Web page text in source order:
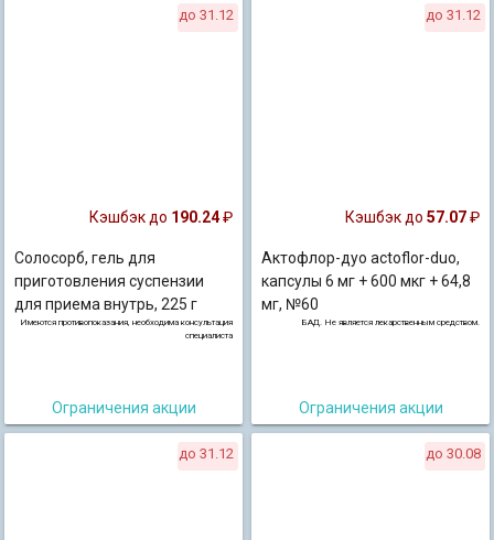
до 31.12
Кэшбэк до 190.24₽
Солосорб, гель для
приготовления суспензии
для приема внутрь, 225 г
Имеются противопоказания, необходима консультация
специалиста
Ограничения акции
до 31.12
Кэшбэк до 57.07₽
Актофлор-дуо actoflor-duo,
капсулы 6 мг + 600 мкг + 64,8
мг, №60
БАД. Не является лекарственным средством.
Ограничения акции
до 31.12 до 30.08